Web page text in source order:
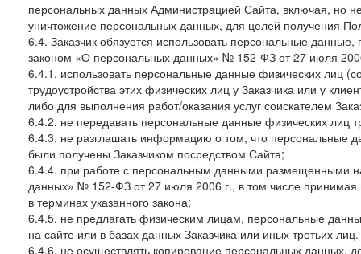
персональных данных Администрацией Сайта, включая, но
уничтожение персональных данных, для целей получения
6.4. Заказчик обязуется использовать персональные
законом «О персональных данных» № 152-ФЗ от 27 июля
6.4.1. использовать персональные данные физических лиц
трудоустройства этих физических лиц у Заказчика или у
либо для выполнения работ/оказания услуг соискателем
6.4.2. не передавать персональные данные физических лиц
6.4.3. не разглашать информацию о том, что персональные
были получены Заказчиком посредством Сайта;
6.4.4. при работе с персональным данными размещенными
данных» № 152-ФЗ от 27 июля 2006 г., в том числе принимая
в терминах указанного закона;
6.4.5. не предлагать физическим лицам, персональные
на сайте или в базах данных Заказчика или иных третьих лиц.
6.4.6. не осуществлять копирование персональных данных,